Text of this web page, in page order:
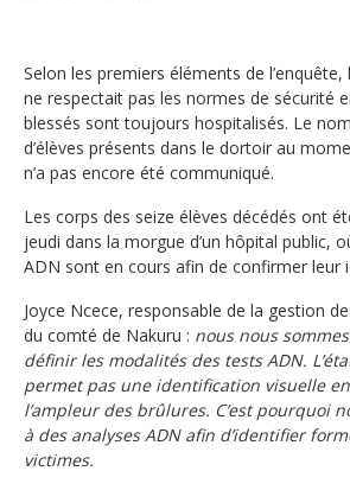
Selon les premiers éléments de l’enquête,
ne respectait pas les normes de sécurité
blessés sont toujours hospitalisés. Le
d’élèves présents dans le dortoir au
n’a pas encore été communiqué.
Les corps des seize élèves décédés ont
jeudi dans la morgue d’un hôpital public,
ADN sont en cours afin de confirmer leur
Joyce Ncece, responsable de la gestion
du comté de Nakuru : nous nous
définir les modalités des tests ADN.
permet pas une identification visuelle
l’ampleur des brûlures. C’est pourquoi
à des analyses ADN afin d’identifier
victimes.